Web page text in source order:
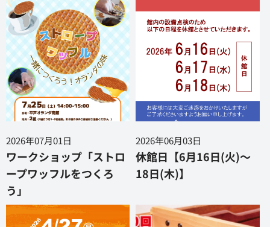
2026年07月01日
ワークショップ「ストロ
ープワッフルをつくろ
う」
2026年06月03日
休館日【6月16日(火)～
18日(木)】